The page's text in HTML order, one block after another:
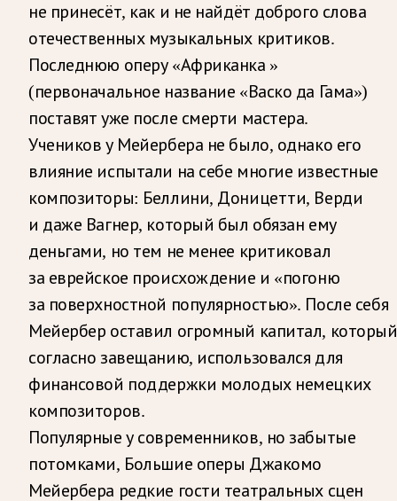
не принесёт, как и не найдёт доброго слова
отечественных музыкальных критиков.
Последнюю оперу «Африканка »
(первоначальное название «Васко да Гама»)
поставят уже после смерти мастера.
Учеников у Мейербера не было, однако его
влияние испытали на себе многие известные
композиторы: Беллини, Доницетти, Верди
и даже Вагнер, который был обязан ему
деньгами, но тем не менее критиковал
за еврейское происхождение и «погоню
за поверхностной популярностью». После себя
Мейербер оставил огромный капитал,
согласно завещанию, использовался для
финансовой поддержки молодых немецких
композиторов.
Популярные у современников, но забытые
потомками, Большие оперы Джакомо
Мейербера редкие гости театральных сцен